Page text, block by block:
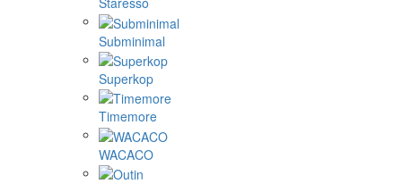
Subminimal
Superkop
Timemore
WACACO